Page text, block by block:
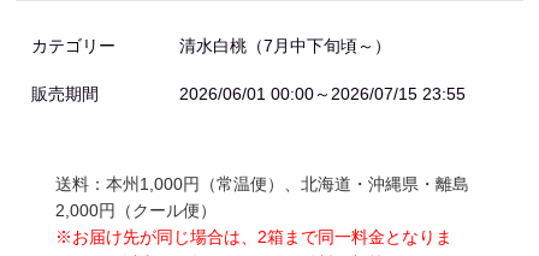
カテゴリー 清水白桃（7月中下旬頃～）
販売期間 2026/06/01 00:00～2026/07/15 23:55
送料：本州 1,000円（常温便）、北海道・沖縄県・離島
2,000円（クール便）
※お届け先が同じ場合は、 2箱まで同一料金となりま